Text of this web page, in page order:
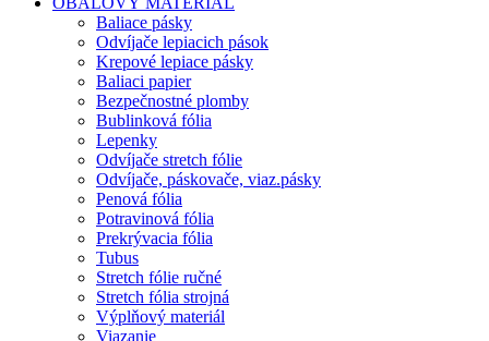
Baliace pásky
Odvíjače lepiacich pások
Krepové lepiace pásky
Baliaci papier
Bezpečnostné plomby
Bublinková fólia
Lepenky
Odvíjače stretch fólie
Odvíjače, páskovače, viaz.pásky
Penová fólia
Potravinová fólia
Prekrývacia fólia
Tubus
Stretch fólie ručné
Stretch fólia strojná
Výplňový materiál
Viazanie